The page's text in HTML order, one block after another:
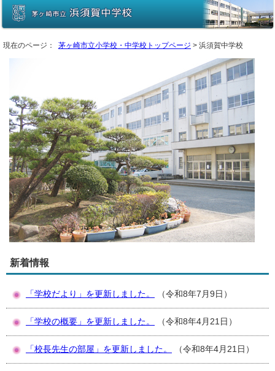
現在のページ： 茅ヶ崎市立小学校・中学校トップページ > 浜須賀中学校
新着情報
「学校だより」を更新しました。 （令和8年7月9日）
「学校の概要」を更新しました。 （令和8年4月21日）
「校長先生の部屋」を更新しました。 （令和8年4月21日）